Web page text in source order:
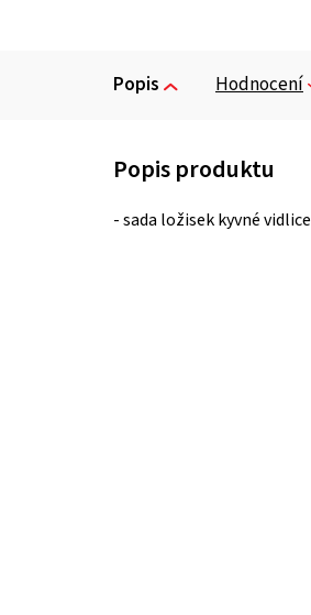
Popis Hodnocení
- sada ložisek kyvné vidlice